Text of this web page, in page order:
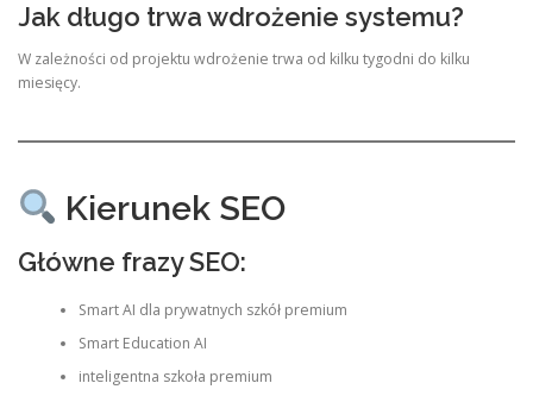
Jak długo trwa wdrożenie systemu?
W zależności od projektu wdrożenie trwa od kilku tygodni do kilku
miesięcy.
Kierunek SEO
Główne frazy SEO:
Smart AI dla prywatnych szkół premium
Smart Education AI
inteligentna szkoła premium